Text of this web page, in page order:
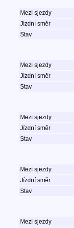
Mezi sjezdy
Jízdní směr
Stav
Mezi sjezdy
Jízdní směr
Stav
Mezi sjezdy
Jízdní směr
Stav
Mezi sjezdy
Jízdní směr
Stav
Mezi sjezdy